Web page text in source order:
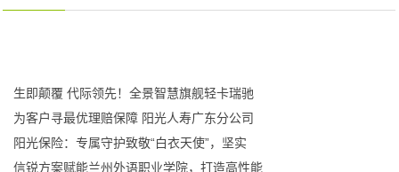
生即颠覆 代际领先！全景智慧旗舰轻卡瑞驰
为客户寻最优理赔保障 阳光人寿广东分公司
阳光保险：专属守护致敬“白衣天使”，坚实
信锐方案赋能兰州外语职业学院，打造高性能